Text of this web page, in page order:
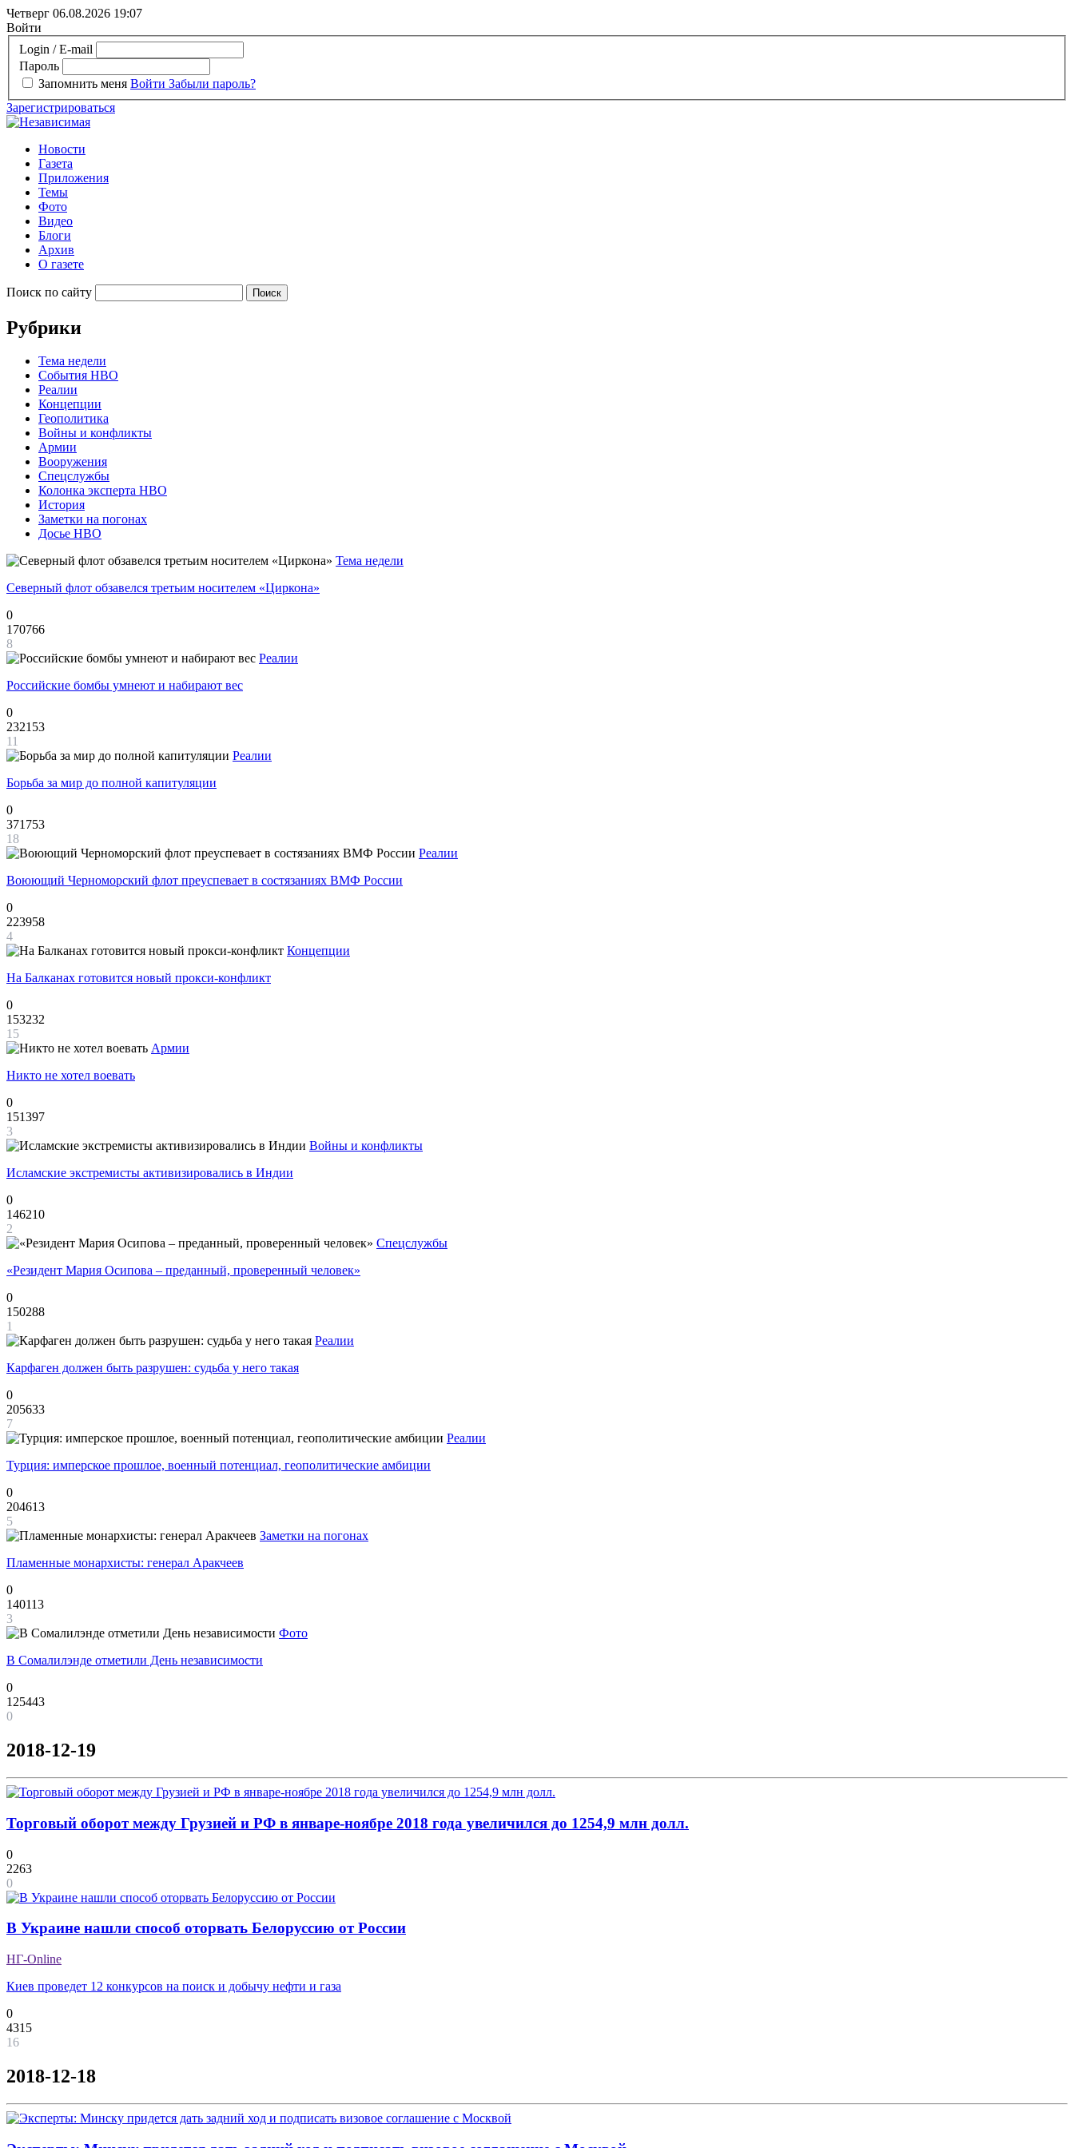
Четверг 06.08.2026 19:07
Войти
Login / E-mail
Пароль
Запомнить меня Войти Забыли пароль?
Зарегистрироваться
Новости
Газета
Приложения
Темы
Фото
Видео
Блоги
Архив
О газете
Поиск по сайту
Рубрики
Тема недели
События НВО
Реалии
Концепции
Геополитика
Войны и конфликты
Армии
Вооружения
Спецслужбы
Колонка эксперта НВО
История
Заметки на погонах
Досье НВО
Тема недели
Северный флот обзавелся третьим носителем «Циркона»
0
170766
8
Реалии
Российские бомбы умнеют и набирают вес
0
232153
11
Реалии
Борьба за мир до полной капитуляции
0
371753
18
Реалии
Воюющий Черноморский флот преуспевает в состязаниях ВМФ России
0
223958
4
Концепции
На Балканах готовится новый прокси-конфликт
0
153232
15
Армии
Никто не хотел воевать
0
151397
3
Войны и конфликты
Исламские экстремисты активизировались в Индии
0
146210
2
Спецслужбы
«Резидент Мария Осипова – преданный, проверенный человек»
0
150288
1
Реалии
Карфаген должен быть разрушен: судьба у него такая
0
205633
7
Реалии
Турция: имперское прошлое, военный потенциал, геополитические амбиции
0
204613
5
Заметки на погонах
Пламенные монархисты: генерал Аракчеев
0
140113
3
Фото
В Сомалилэнде отметили День независимости
0
125443
0
2018-12-19
Торговый оборот между Грузией и РФ в январе-ноябре 2018 года увеличился до 1254,9 млн долл.
0
2263
0
В Украине нашли способ оторвать Белоруссию от России
НГ-Online
Киев проведет 12 конкурсов на поиск и добычу нефти и газа
0
4315
16
2018-12-18